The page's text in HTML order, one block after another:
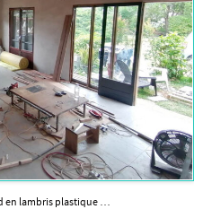
en lambris plastique …